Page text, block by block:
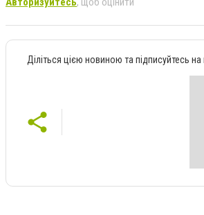
Діліться цією новиною та підписуйтесь на